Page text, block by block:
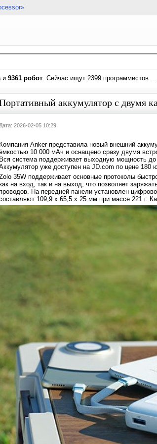
и 9361 робот. Сейчас ищут 2399 программистов ...
аккумулятор с двумя
2026-02-05 10:29
Anker представила новый внешний
10 000 мАч и оснащено сразу двумя
система поддерживает выходную мощность
уже доступен на JD.com по цене
35W поддерживает основные протоколы
на вход, так и на выход, что позволяет
На передней панели установлен
109,9 х 65,5 х 25 мм при массе 221 г.